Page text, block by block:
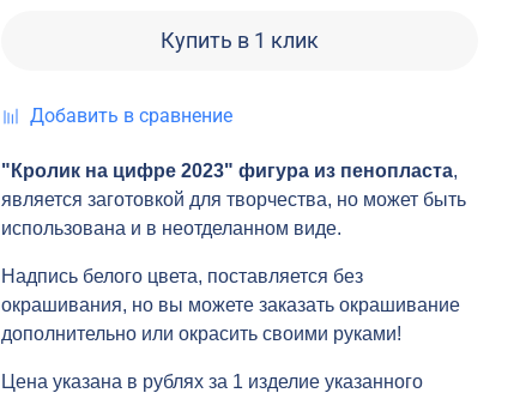
Купить в 1 клик
Добавить в сравнение
"Кролик на цифре 2023" фигура из пенопласта,
является заготовкой для творчества, но может быть
использована и в неотделанном виде.
Надпись белого цвета, поставляется без
окрашивания, но вы можете заказать окрашивание
дополнительно или окрасить своими руками!
Цена указана в рублях за 1 изделие указанного